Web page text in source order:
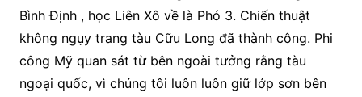
Bình Định , học Liên Xô về là Phó 3. Chiến thuật
không ngụy trang tàu Cữu Long đã thành công. Phi
công Mỹ quan sát từ bên ngoài tưởng rằng tàu
ngoại quốc, vì chúng tôi luôn luôn giữ lớp sơn bên